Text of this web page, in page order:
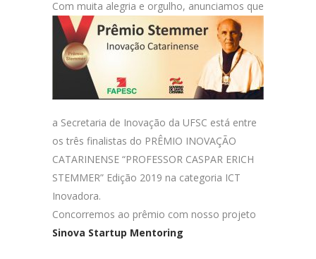
Com muita alegria e orgulho, anunciamos que
a Secretaria de Inovação da UFSC está entre
os três finalistas do PRÊMIO INOVAÇÃO
CATARINENSE “PROFESSOR CASPAR ERICH
STEMMER” Edição 2019 na categoria ICT
Inovadora.
Concorremos ao prêmio com nosso projeto
Sinova Startup Mentoring